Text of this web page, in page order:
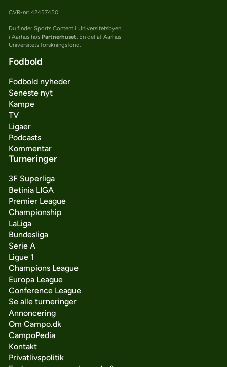
CVR-nr: 42457450
Du finder Sports Content i Universitetsbyen
i Aarhus hos Partnerhuset . En del af Aarhus
Universitets forskningsfond.
Fodbold
Fodbold nyheder
Seneste nyt
Kampe
TV
Ligaer
Podcasts
Kommentar
Turneringer
3F Superliga
Betinia LIGA
Premier League
Championship
LaLiga
Bundesliga
Serie A
Ligue 1
Champions League
Europa League
Conference League
Se alle turneringer
Annoncering
Om Campo.dk
CampoPedia
Kontakt
Privatlivspolitik